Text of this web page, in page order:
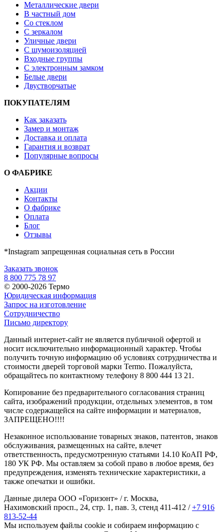
Металлические двери
В частный дом
Со стеклом
С зеркалом
Уличные двери
С шумоизоляцией
Входные группы
С электронным замком
Белые двери
Двустворчатые
ПОКУПАТЕЛЯМ
Как заказать
Замер и монтаж
Доставка и оплата
Гарантия и возврат
Популярные вопросы
О ФАБРИКЕ
Акции
Контакты
О фабрике
Оплата
Блог
Отзывы
*Instagram запрещенная социальная сеть в России
Заказать звонок
8 800 775 78 97
© 2000-2026 Термо
Юридическая информация
Запрос на изготовление
Сотрудничество
Письмо директору
Данный интернет-сайт не является публичной офертой и
носит исключительно информационный характер. Чтобы
получить точную информацию об условиях сотрудничества и
стоимости дверей торговой марки Termo. Пожалуйста,
обращайтесь по контактному телефону 8 800 444 13 21.
Копирование без предварительного согласования страниц
сайта, изображений продукции, отдельных элементов, в том
числе содержащейся на сайте информации и материалов,
ЗАПРЕЩЕНО!!!!
Незаконное использование товарных знаков, патентов, знаков
обслуживания, размещенных на сайте, влечет
ответственность, предусмотренную статьями 14.10 КоАП РФ,
180 УК РФ. Мы оставляем за собой право в любое время, без
предупреждения, изменять технические характеристики, а
также опечатки и ошибки.
Данные дилера ООО «Горизонт» / г. Москва,
Нахимовский просп., 24, стр. 1, пав. 3, стенд 411-412 /+7 916
813-52-44
Мы используем файлы cookie и собираем информацию с